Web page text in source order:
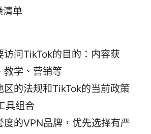
清单
访问TikTok的目的：内容获
教学、营销等
区的法规和TikTok的当前政策
具组合
度的VPN品牌，优先选择有严